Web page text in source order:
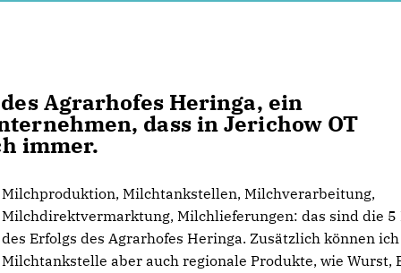
Agrarhofes Heringa, ein
dass in Jerichow OT
immer.
Milchproduktion, Milchtankstellen, Milchverarbeitung,
Milchdirektvermarktung, Milchlieferungen: das sind die 5
des Erfolgs des Agrarhofes Heringa. Zusätzlich können
Milchtankstelle aber auch regionale Produkte, wie Wurst,